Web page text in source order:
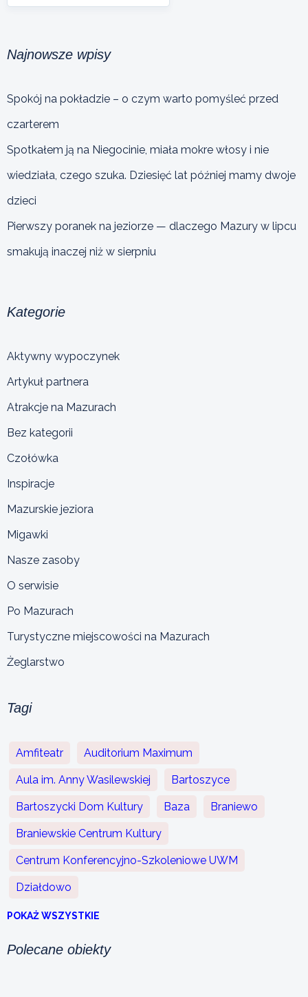
Najnowsze wpisy
Spokój na pokładzie – o czym warto pomyśleć przed
czarterem
Spotkałem ją na Niegocinie, miała mokre włosy i nie
wiedziała, czego szuka. Dziesięć lat później mamy dwoje
dzieci
Pierwszy poranek na jeziorze — dlaczego Mazury w lipcu
smakują inaczej niż w sierpniu
Kategorie
Aktywny wypoczynek
Artykuł partnera
Atrakcje na Mazurach
Bez kategorii
Czołówka
Inspiracje
Mazurskie jeziora
Migawki
Nasze zasoby
O serwisie
Po Mazurach
Turystyczne miejscowości na Mazurach
Żeglarstwo
Tagi
Amfiteatr Auditorium Maximum
Aula im. Anny Wasilewskiej Bartoszyce
Bartoszycki Dom Kultury Baza Braniewo
Braniewskie Centrum Kultury
Centrum Konferencyjno-Szkoleniowe UWM
Działdowo
POKAŻ WSZYSTKIE
Polecane obiekty